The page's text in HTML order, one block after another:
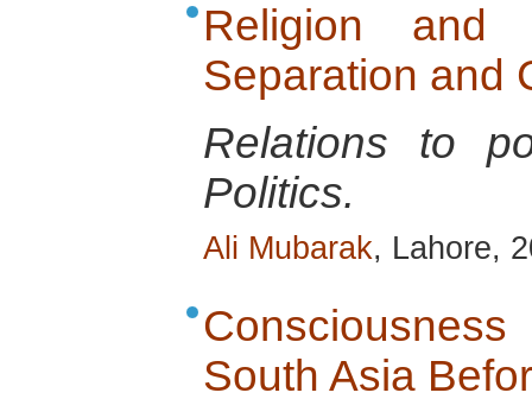
Religion and
Separation and
Relations to
Politics.
Ali Mubarak, Lahore,
South Asia